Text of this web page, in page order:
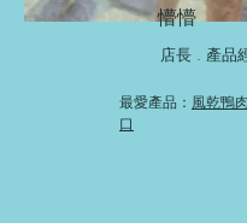
懵懵
店長 . 產品
最愛產品： 風乾鴨
口